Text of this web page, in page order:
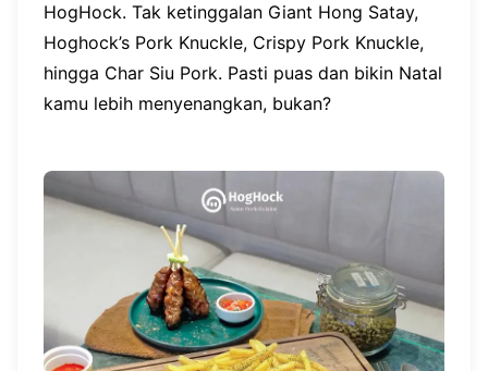
HogHock. Tak ketinggalan Giant Hong Satay,
Hoghock’s Pork Knuckle, Crispy Pork Knuckle,
hingga Char Siu Pork. Pasti puas dan bikin Natal
kamu lebih menyenangkan, bukan?